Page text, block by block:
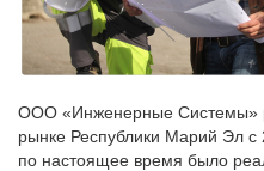
ООО «Инженерные Системы»
рынке Республики Марий Эл
по настоящее время было